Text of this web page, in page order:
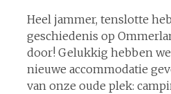
Heel jammer, tenslotte
geschiedenis op
door! Gelukkig hebben
nieuwe accommodatie
van onze oude plek: